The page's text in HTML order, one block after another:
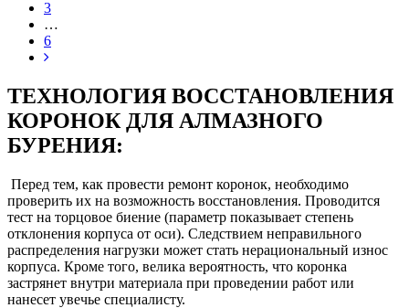
3
…
6
ТЕХНОЛОГИЯ ВОССТАНОВЛЕНИЯ
КОРОНОК ДЛЯ АЛМАЗНОГО
БУРЕНИЯ:
Перед тем, как провести ремонт коронок, необходимо
проверить их на возможность восстановления. Проводится
тест на торцовое биение (параметр показывает степень
отклонения корпуса от оси). Следствием неправильного
распределения нагрузки может стать нерациональный износ
корпуса. Кроме того, велика вероятность, что коронка
застрянет внутри материала при проведении работ или
нанесет увечье специалисту.